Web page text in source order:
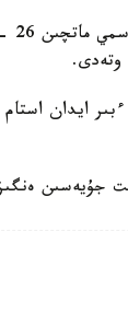
وتەدى.
ايدان
جۇيەسىن